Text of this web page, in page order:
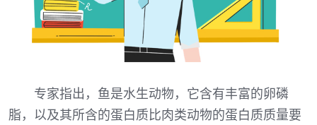
专家指出，鱼是水生动物，它含有丰富的卵磷
脂，以及其所含的蛋白质比肉类动物的蛋白质质量要